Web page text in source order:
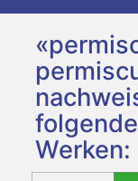
Werken: